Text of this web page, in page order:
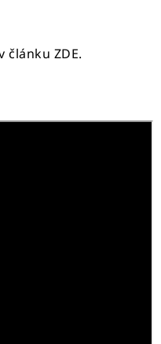
článku ZDE.